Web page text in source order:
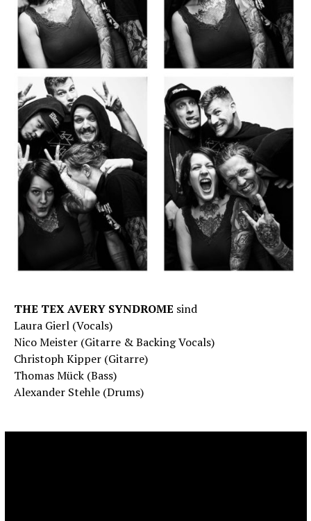
THE TEX AVERY SYNDROME sind
Laura Gierl (Vocals)
Nico Meister (Gitarre & Backing Vocals)
Christoph Kipper (Gitarre)
Thomas Mück (Bass)
Alexander Stehle (Drums)